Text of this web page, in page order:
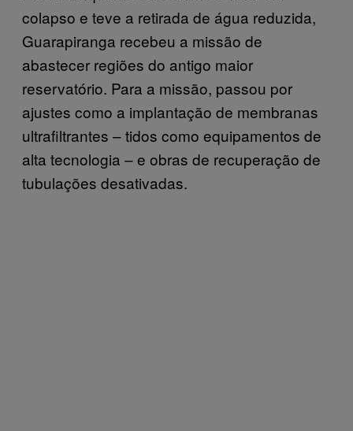
colapso e teve a retirada de água reduzida,
Guarapiranga recebeu a missão de
abastecer regiões do antigo maior
reservatório. Para a missão, passou por
ajustes como a implantação de membranas
ultrafiltrantes – tidos como equipamentos de
alta tecnologia – e obras de recuperação de
tubulações desativadas.